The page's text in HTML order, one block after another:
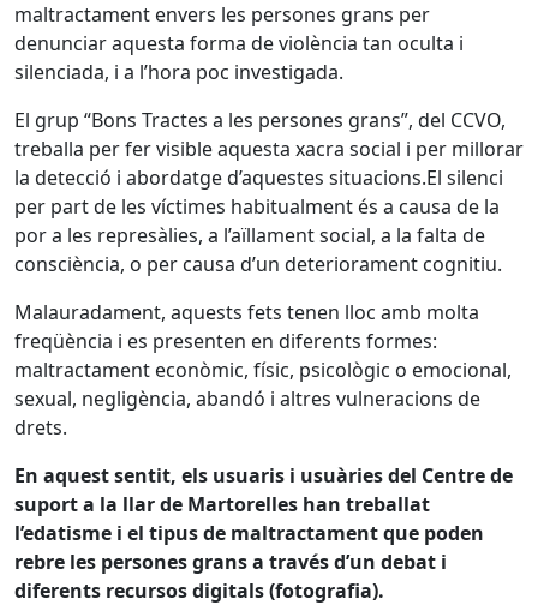
maltractament envers les persones grans per
denunciar aquesta forma de violència tan oculta i
silenciada, i a l’hora poc investigada.
El grup “Bons Tractes a les persones grans”, del CCVO,
treballa per fer visible aquesta xacra social i per millorar
la detecció i abordatge d’aquestes situacions.El silenci
per part de les víctimes habitualment és a causa de la
por a les represàlies, a l’aïllament social, a la falta de
consciència, o per causa d’un deteriorament cognitiu.
Malauradament, aquests fets tenen lloc amb molta
freqüència i es presenten en diferents formes:
maltractament econòmic, físic, psicològic o emocional,
sexual, negligència, abandó i altres vulneracions de
drets.
En aquest sentit, els usuaris i usuàries del Centre de
suport a la llar de Martorelles han treballat
l’edatisme i el tipus de maltractament que poden
rebre les persones grans a través d’un debat i
diferents recursos digitals (fotografia).